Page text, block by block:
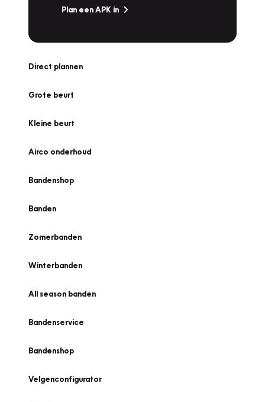
Plan een APK in
Direct plannen
Grote beurt
Kleine beurt
Airco onderhoud
Bandenshop
Banden
Zomerbanden
Winterbanden
All season banden
Bandenservice
Bandenshop
Velgenconfigurator